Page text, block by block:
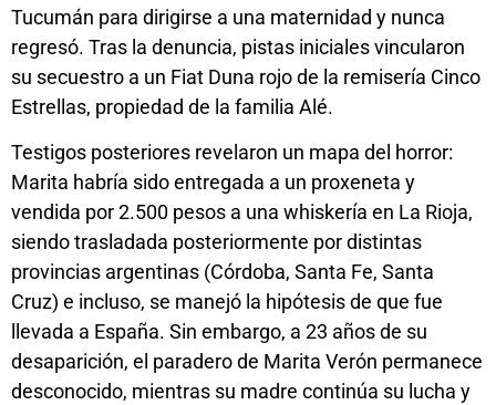
Tucumán para dirigirse a una maternidad y nunca
regresó. Tras la denuncia, pistas iniciales vincularon
su secuestro a un Fiat Duna rojo de la remisería Cinco
Estrellas, propiedad de la familia Alé.
Testigos posteriores revelaron un mapa del horror:
Marita habría sido entregada a un proxeneta y
vendida por 2.500 pesos a una whiskería en La Rioja,
siendo trasladada posteriormente por distintas
provincias argentinas (Córdoba, Santa Fe, Santa
Cruz) e incluso, se manejó la hipótesis de que fue
llevada a España. Sin embargo, a 23 años de su
desaparición, el paradero de Marita Verón permanece
desconocido, mientras su madre continúa su lucha y